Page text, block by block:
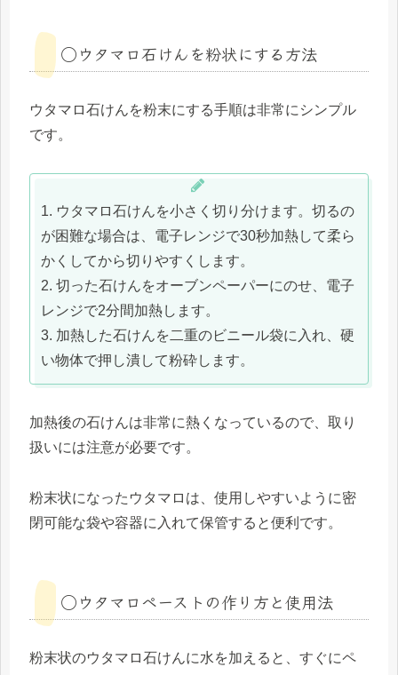
◯ウタマロ石けんを粉状にする方法
ウタマロ石けんを粉末にする手順は非常にシンプル
です。
1. ウタマロ石けんを小さく切り分けます。切るの
が困難な場合は、電子レンジで30秒加熱して柔ら
かくしてから切りやすくします。
2. 切った石けんをオーブンペーパーにのせ、電子
レンジで2分間加熱します。
3. 加熱した石けんを二重のビニール袋に入れ、硬
い物体で押し潰して粉砕します。
加熱後の石けんは非常に熱くなっているので、取り
扱いには注意が必要です。
粉末状になったウタマロは、使用しやすいように密
閉可能な袋や容器に入れて保管すると便利です。
◯ウタマロペーストの作り方と使用法
粉末状のウタマロ石けんに水を加えると、すぐにペ